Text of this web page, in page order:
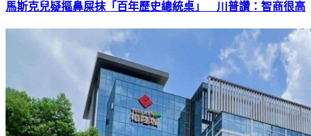
馬斯克兒疑摳鼻屎抹「百年歷史總統桌」 川普讚：智商很高